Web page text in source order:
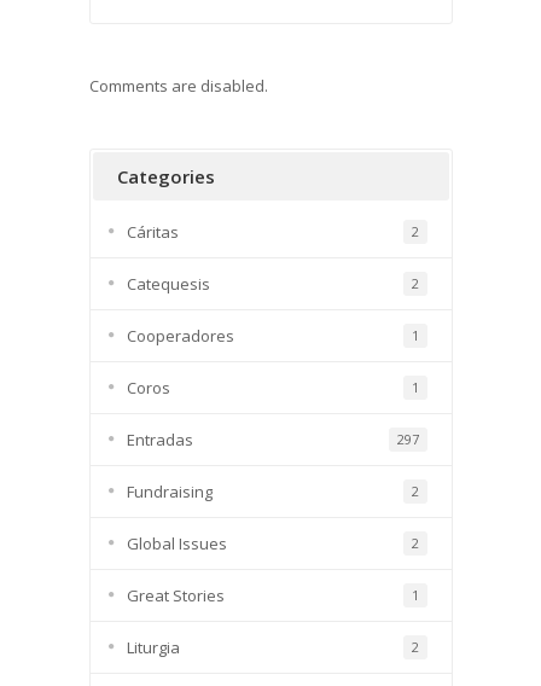
Comments are disabled.
Categories
Cáritas 2
Catequesis 2
Cooperadores 1
Coros 1
Entradas 297
Fundraising 2
Global Issues 2
Great Stories 1
Liturgia 2